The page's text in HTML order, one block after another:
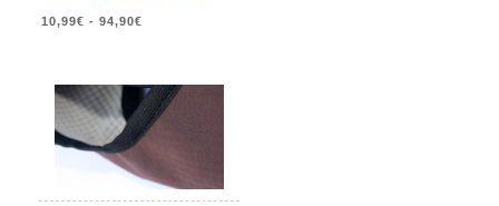
10,99€ - 94,90€